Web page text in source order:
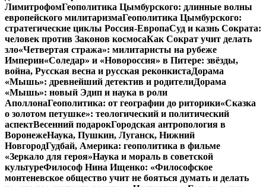
ЛимитрофомГеополитика Цымбурского: длинные волны
европейского милитаризмаГеополитика Цымбурского:
стратегические циклы Россия-ЕвропаСуд и казнь Сократа:
человек против Законов космосаКак Сократ учит делать
зло«Четвертая стража»: милитаристы на рубеже
Империи«Соледар» и «Новороссия» в Питере: звёзды,
война, Русская весна и русская реконкистаДорама
«Мышь»: древнейший детектив и родителиДорама
«Мышь»: новый Эдип и наука в роли
АполлонаГеополитика: от географии до риторики«Сказка
о золотом петушке»: теологический и политический
аспектВесенний подарокГородская антропология в
ВоронежеНаука, Пушкин, Луганск, Нижний
НовгородГудбай, Америка: геополитика в фильме
«Зеркало для героя»Наука и мораль в советской
культуреФилософ Нина Ищенко: «Философское
монтеневское общество учит не бояться думать и делать